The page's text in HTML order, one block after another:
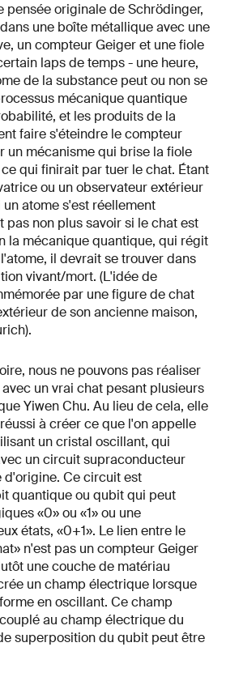
pensée originale de Schrödinger,
une boîte métallique avec une
un compteur Geiger et une fiole
laps de temps - une heure,
de la substance peut ou non se
mécanique quantique
et les produits de la
faire s'éteindre le compteur
un mécanisme qui brise la fiole
qui finirait par tuer le chat. Étant
ou un observateur extérieur
atome s'est réellement
pas non plus savoir si le chat est
la mécanique quantique, qui régit
il devrait se trouver dans
vivant/mort. (L'idée de
par une figure de chat
de son ancienne maison,
nous ne pouvons pas réaliser
un vrai chat pesant plusieurs
Yiwen Chu. Au lieu de cela, elle
à créer ce que l'on appelle
un cristal oscillant, qui
un circuit supraconducteur
d'origine. Ce circuit est
quantique ou qubit qui peut
«0» ou «1» ou une
états, «0+1». Le lien entre le
n'est pas un compteur Geiger
une couche de matériau
un champ électrique lorsque
en oscillant. Ce champ
au champ électrique du
superposition du qubit peut être